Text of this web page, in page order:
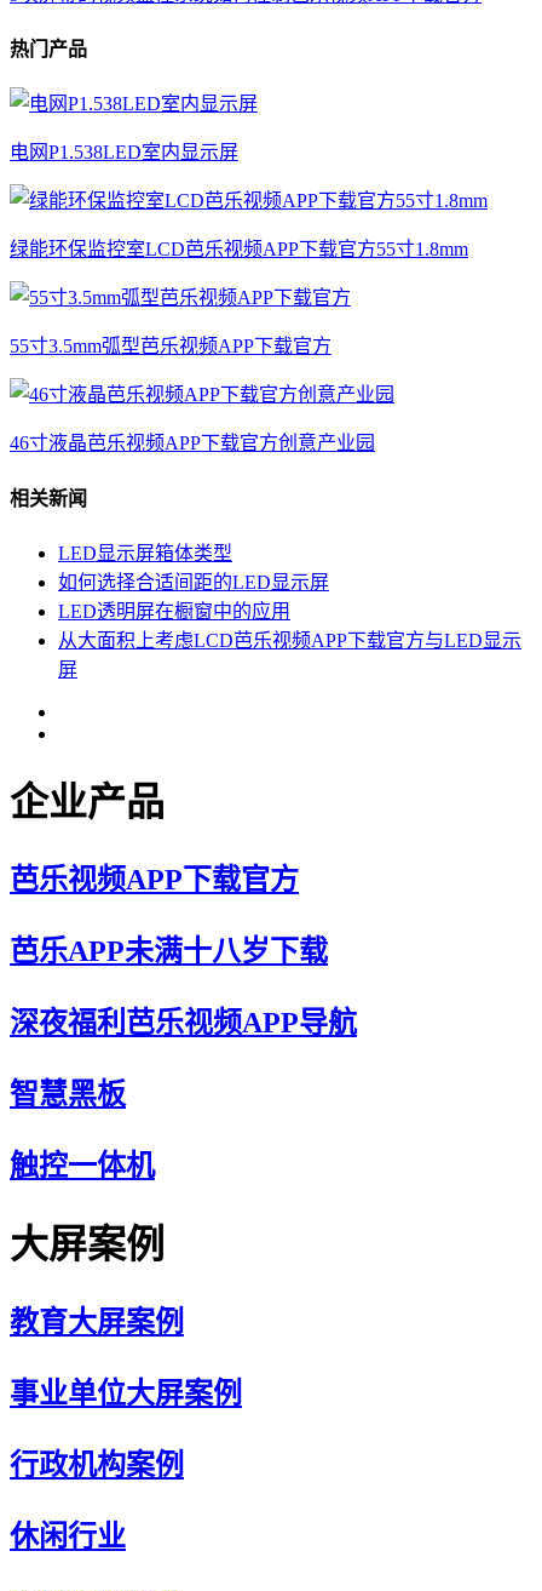
热门产品
电网P1.538LED室内显示屏
绿能环保监控室LCD芭乐视频APP下载官方55寸1.8mm
55寸3.5mm弧型芭乐视频APP下载官方
46寸液晶芭乐视频APP下载官方创意产业园
相关新闻
LED显示屏箱体类型
如何选择合适间距的LED显示屏
LED透明屏在橱窗中的应用
从大面积上考虑LCD芭乐视频APP下载官方与LED显示
屏
企业产品
芭乐视频APP下载官方
芭乐APP未满十八岁下载
深夜福利芭乐视频APP导航
智慧黑板
触控一体机
大屏案例
教育大屏案例
事业单位大屏案例
行政机构案例
休闲行业